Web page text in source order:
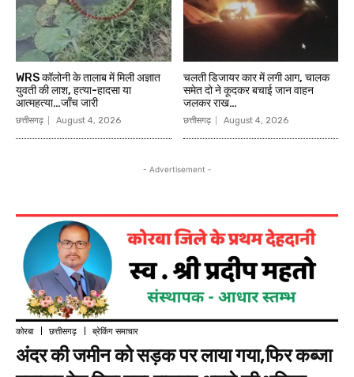
WRS कॉलोनी के तालाब में मिली अज्ञात
युवती की लाश, हत्या-हादसा या
आत्महत्या…जाँच जारी
छत्तीसगढ़ August 4, 2026
चलती डिजायर कार में लगी आग, चालक
समेत दो ने कूदकर बचाई जान वाहन
जलकर राख…
छत्तीसगढ़ August 4, 2026
- Advertisement -